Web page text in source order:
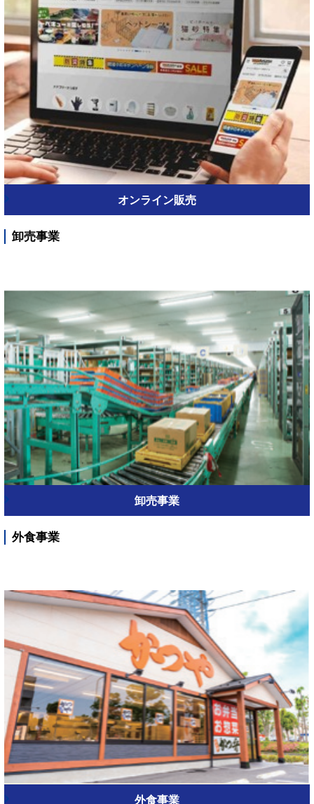
オンライン販売
卸売事業
卸売事業
外食事業
外食事業